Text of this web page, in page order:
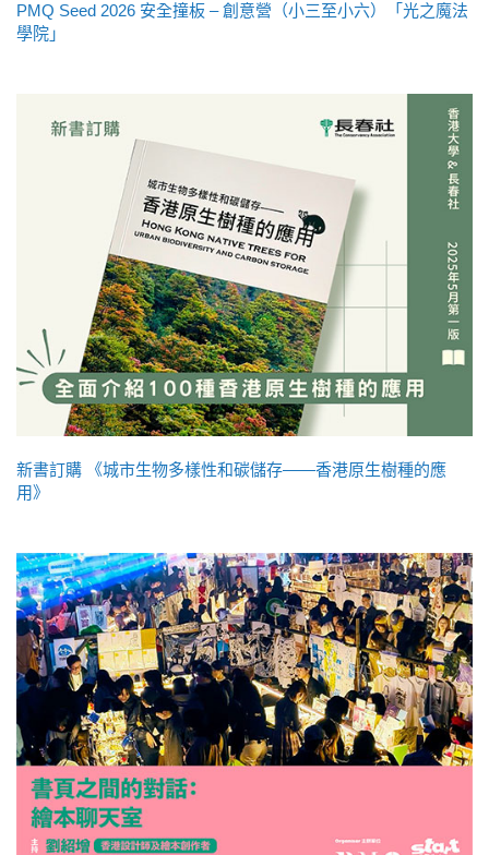
PMQ Seed 2026 安全撞板 – 創意營（小三至小六）「光之魔法
學院」
新書訂購 《城市生物多樣性和碳儲存——香港原生樹種的應
用》